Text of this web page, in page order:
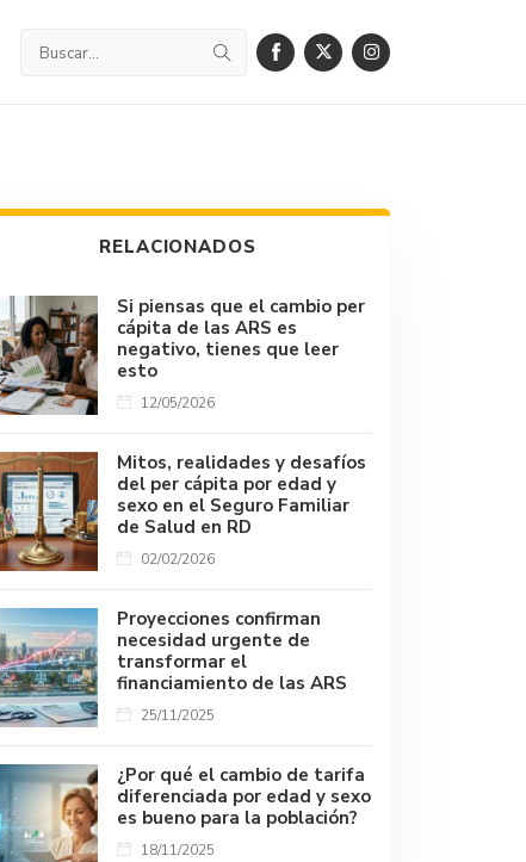
RELACIONADOS
Si piensas que el cambio per
cápita de las ARS es
negativo, tienes que leer
esto
12/05/2026
Mitos, realidades y desafíos
del per cápita por edad y
sexo en el Seguro Familiar
de Salud en RD
02/02/2026
Proyecciones confirman
necesidad urgente de
transformar el
financiamiento de las ARS
25/11/2025
¿Por qué el cambio de tarifa
diferenciada por edad y sexo
es bueno para la población?
18/11/2025